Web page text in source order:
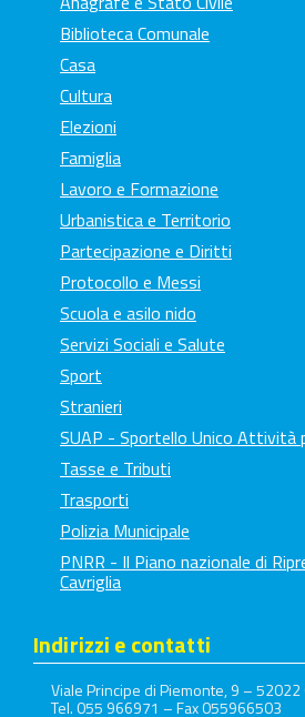
Biblioteca Comunale
Casa
Cultura
Elezioni
Famiglia
Lavoro e Formazione
Urbanistica e Territorio
Partecipazione e Diritti
Protocollo e Messi
Scuola e asilo nido
Servizi Sociali e Salute
Sport
Stranieri
SUAP - Sportello Unico Attività
Tasse e Tributi
Trasporti
Polizia Municipale
PNRR - Il Piano nazionale di
Cavriglia
Indirizzi e contatti
Viale Principe di Piemonte, 9 – 52022
Tel. 055 966971 – Fax 055966503